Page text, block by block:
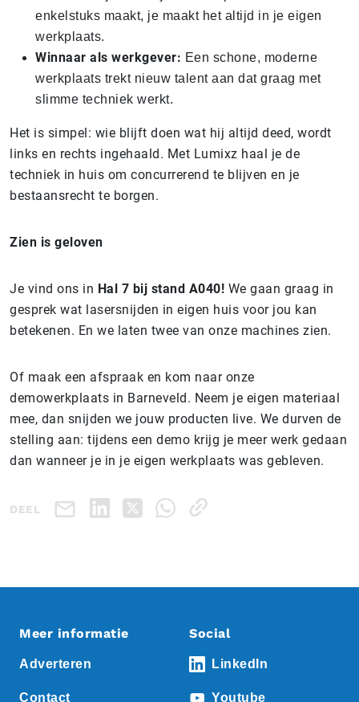
enkelstuks maakt, je maakt het altijd in je eigen
werkplaats.
Winnaar als werkgever: Een schone, moderne
werkplaats trekt nieuw talent aan dat graag met
slimme techniek werkt.
Het is simpel: wie blijft doen wat hij altijd deed, wordt
links en rechts ingehaald. Met Lumixz haal je de
techniek in huis om concurrerend te blijven en je
bestaansrecht te borgen.
Zien is geloven
Je vind ons in Hal 7 bij stand A040! We gaan graag in
gesprek wat lasersnijden in eigen huis voor jou kan
betekenen. En we laten twee van onze machines zien.
Of maak een afspraak en kom naar onze
demowerkplaats in Barneveld. Neem je eigen materiaal
mee, dan snijden we jouw producten live. We durven de
stelling aan: tijdens een demo krijg je meer werk gedaan
dan wanneer je in je eigen werkplaats was gebleven.
DEEL
Meer informatie
Adverteren
Contact
Social
LinkedIn
Youtube